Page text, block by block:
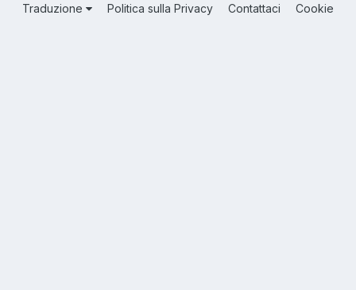
Traduzione Politica sulla Privacy Contattaci Cookie